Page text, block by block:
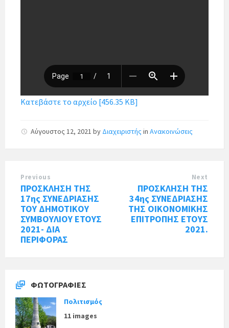
Κατεβάστε το αρχείο [456.35 KB]
Αύγουστος 12, 2021 by Διαχειριστής in Ανακοινώσεις
Previous
ΠΡΟΣΚΛΗΣΗ ΤΗΣ
17ης ΣΥΝΕΔΡΙΑΣΗΣ
ΤΟΥ ΔΗΜΟΤΙΚΟΥ
ΣΥΜΒΟΥΛΙΟΥ ΕΤΟΥΣ
2021- ΔΙΑ
ΠΕΡΙΦΟΡΑΣ
Next
ΠΡΟΣΚΛΗΣΗ ΤΗΣ
34ης ΣΥΝΕΔΡΙΑΣΗΣ
ΤΗΣ ΟΙΚΟΝΟΜΙΚΗΣ
ΕΠΙΤΡΟΠΗΣ ΕΤΟΥΣ
2021.
ΦΩΤΟΓΡΑΦΊΕΣ
Πολιτισμός
11 images